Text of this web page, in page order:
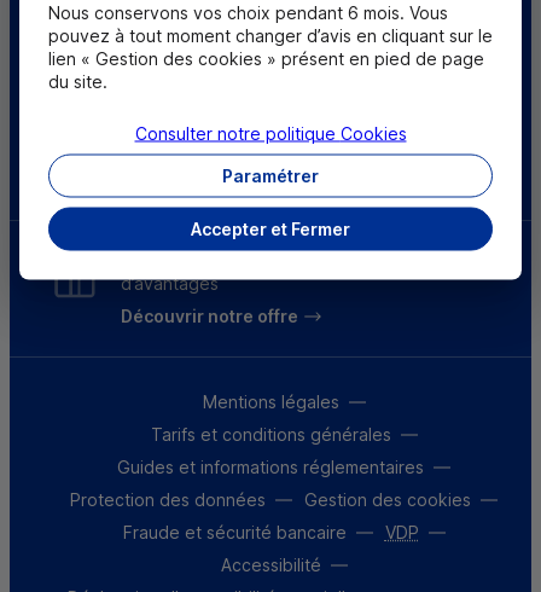
Centre d'aide Trouver une caisse
Sourds et
Télécharger l'application
d’avantages
Découvrir notre offre
Mentions légales
Tarifs et conditions générales
Guides et informations réglementaires
Protection des données
Gestion des cookies
Fraude et sécurité bancaire
VDP
Accessibilité
Nous conservons vos choix pendant 6 mois. Vous
pouvez à tout moment changer d’avis en cliquant sur le
lien « Gestion des cookies » présent en pied de page
du site.
Accepter et Fermer
Paramétrer
Consulter notre politique Cookies